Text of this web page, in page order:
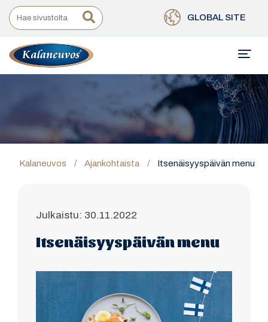
GLOBAL SITE
Kalaneuvos / Ajankohtaista / Itsenäisyyspäivän menu
Julkaistu: 30.11.2022
Itsenäisyyspäivän menu